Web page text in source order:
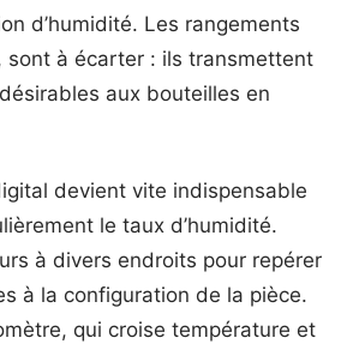
d’humidité. Les rangements
sont à écarter : ils transmettent
aux bouteilles en
devient vite indispensable
le taux d’humidité.
à divers endroits pour repérer
à la configuration de la pièce.
qui croise température et